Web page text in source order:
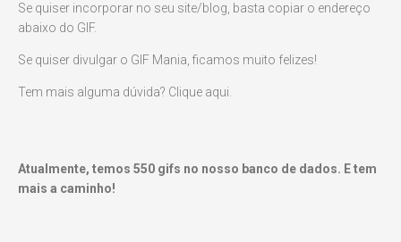
Se quiser incorporar no seu site/blog, basta copiar o endereço
abaixo do GIF.
Se quiser divulgar o GIF Mania, ficamos muito felizes!
Tem mais alguma dúvida? Clique aqui.
Atualmente, temos 550 gifs no nosso banco de dados. E tem
mais a caminho!